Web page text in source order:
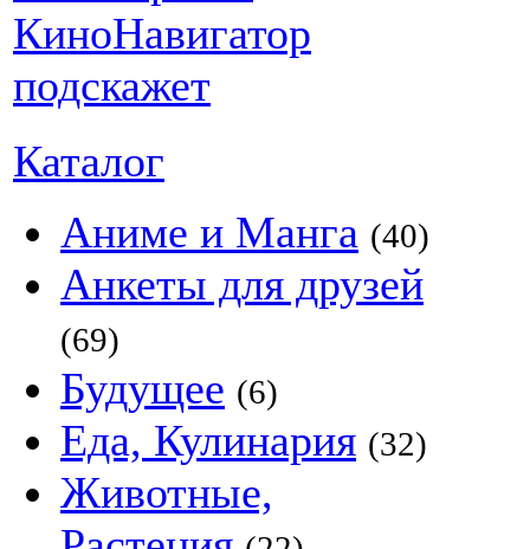
Каталог
Аниме и Манга (40)
Анкеты для друзей
(69)
Будущее (6)
Еда, Кулинария (32)
Животные,